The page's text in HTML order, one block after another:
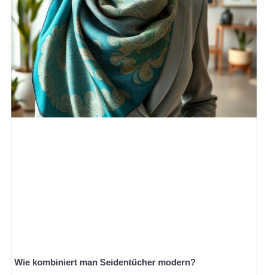
Wie kombiniert man Seidentücher modern?